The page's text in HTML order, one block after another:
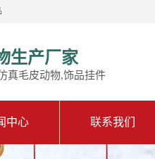
生产厂家
真毛皮动物,饰品挂件
中心 联系我们